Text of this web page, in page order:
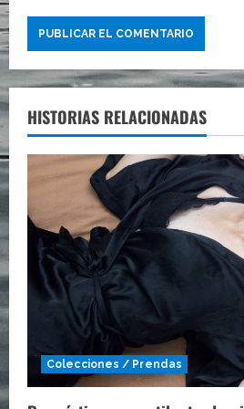
HISTORIAS RELACIONADAS
Colecciones / Prendas